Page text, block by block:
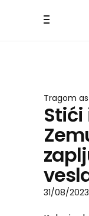
Tragom
Stići
31/08/2023